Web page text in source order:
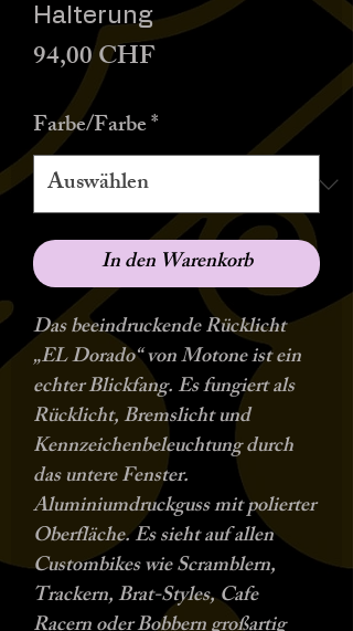
Halterung
94,00 CHFPreis
Farbe/Farbe*
In den Warenkorb
Das beeindruckende Rücklicht
„EL Dorado“ von Motone ist ein
echter Blickfang. Es fungiert als
Rücklicht, Bremslicht und
Kennzeichenbeleuchtung durch
das untere Fenster.
Aluminiumdruckguss mit polierter
Oberfläche. Es sieht auf allen
Custombikes wie Scramblern,
Trackern, Brat-Styles, Cafe